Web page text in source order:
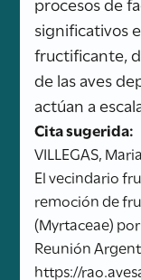
significativos
fructificante,
de las aves
actúan a
Cita sugerida:
VILLEGAS,
El vecindario
remoción de
(Myrtaceae)
Reunión
https://